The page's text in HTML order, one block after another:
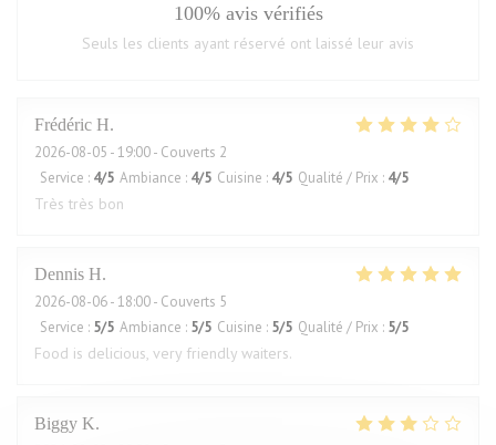
Frédéric H
2026-08-05 - 19:00 - Couverts 2
Service : 4/5 Ambiance : 4/5 Cuisine : 4/5 Qualité / Prix : 4/5
Très très bon
Dennis H
2026-08-06- 18:00 - Couverts 5
Service : 5/5 Ambiance : 5/5 Cuisine : 5/5 Qualité / Prix : 5/5
Food is delicious, very friendly waiters.
Biggy K
100% avis vérifiés
Seuls les clients ayant réservé ont laissé leur avis